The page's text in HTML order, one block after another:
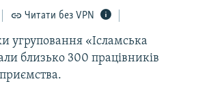
Читати без VPN
угруповання «Ісламська
близько 300 працівників